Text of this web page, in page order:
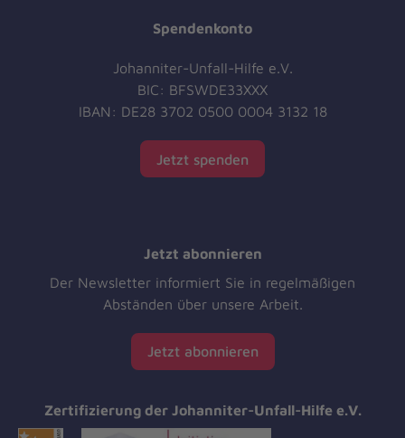
Spendenkonto
Johanniter-Unfall-Hilfe e.V.
BIC: BFSWDE33XXX
IBAN: DE28 3702 0500 0004 3132 18
Jetzt spenden
Jetzt abonnieren
Der Newsletter informiert Sie in regelmäßigen
Abständen über unsere Arbeit.
Jetzt abonnieren
Zertifizierung der Johanniter-Unfall-Hilfe e.V.